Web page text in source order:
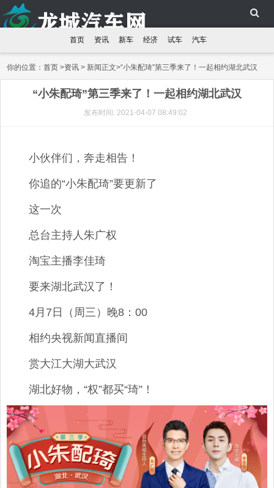
首页 资讯 新车 经济 试车 汽车
你的位置：首页 >资讯 > 新闻正文>“小朱配琦”第三季来了！一起相约湖北武汉
“小朱配琦”第三季来了！一起相约湖北武汉
发布时间: 2021-04-07 08:49:02
小伙伴们，奔走相告！
你追的“小朱配琦”要更新了
这一次
总台主持人朱广权
淘宝主播李佳琦
要来湖北武汉了！
4月7日（周三）晚8：00
相约央视新闻直播间
赏大江大湖大武汉
湖北好物，“权”都买“琦”！